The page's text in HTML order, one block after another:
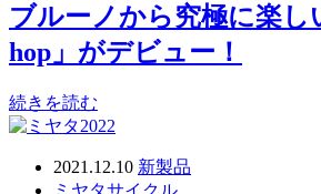
ブルーノから究極に楽し
hop」がデビュー！
続きを読む
2021.12.10 新製品
ミヤタサイクル